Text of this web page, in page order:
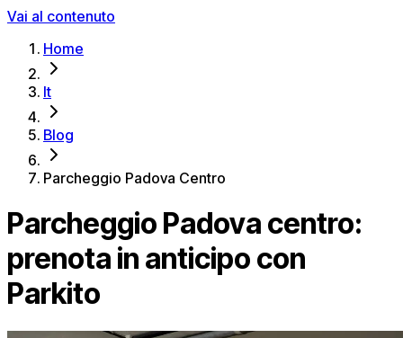
Vai al contenuto
Home
It
Blog
Parcheggio Padova Centro
Parcheggio Padova centro:
prenota in anticipo con
Parkito